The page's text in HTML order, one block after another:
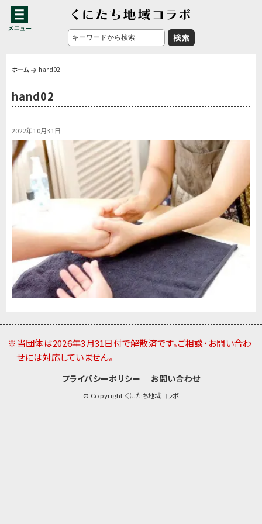
ホーム hand02
hand02
2022年10月31日
※当団体は2026年3月31日付で解散済です。ご相談・お問い合わ
せには対応していません。
プライバシーポリシー お問い合わせ
© Copyright くにたち地域コラボ